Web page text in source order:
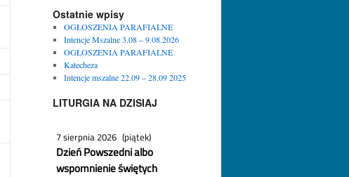
Ostatnie wpisy
OGŁOSZENIA PARAFIALNE
Intencje Mszalne 3.08 – 9.08.2026
OGŁOSZENIA PARAFIALNE
Katecheza
Intencje mszalne 22.09 – 28.09 2025
LITURGIA NA DZISIAJ